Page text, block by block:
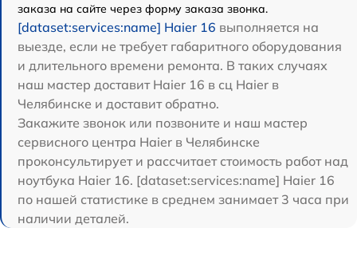
заказа на сайте через форму заказа звонка.
[dataset:services:name] Haier 16 выполняется на
выезде, если не требует габаритного оборудования
и длительного времени ремонта. В таких случаях
наш мастер доставит Haier 16 в сц Haier в
Челябинске и доставит обратно.
Закажите звонок или позвоните и наш мастер
сервисного центра Haier в Челябинске
проконсультирует и рассчитает стоимость работ над
ноутбука Haier 16. [dataset:services:name] Haier 16
по нашей статистике в среднем занимает 3 часа при
наличии деталей.